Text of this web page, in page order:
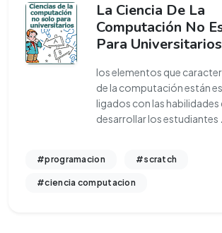
La Ciencia De La
Computación No
Para Universitarios
los elementos que
de la computación están
ligados con las habilidades
desarrollar los estudiantes
#programacion #scratch
#ciencia computacion